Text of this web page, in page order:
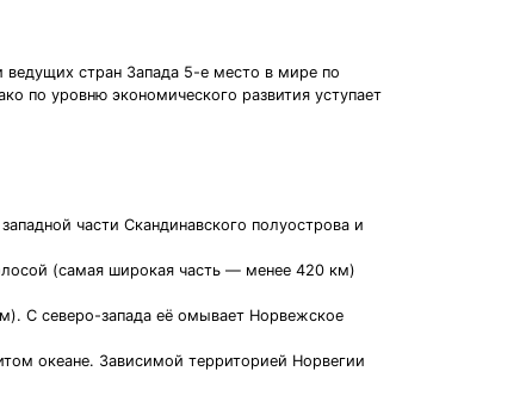
стран Запада 5-е место в мире по
по уровню экономического развития уступает
части Скандинавского полуострова и
(самая широкая часть — менее 420 км)
С северо-запада её омывает Норвежское
океане. Зависимой территорией Норвегии